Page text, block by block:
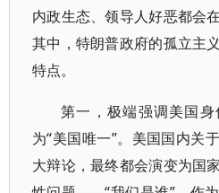
内政生态、领导人好恶都会
其中，特朗普政府的孤立主
特点。
第一，极端强调美国
为“美国唯一”。美国国内关
大辩论，最终都会演变为国